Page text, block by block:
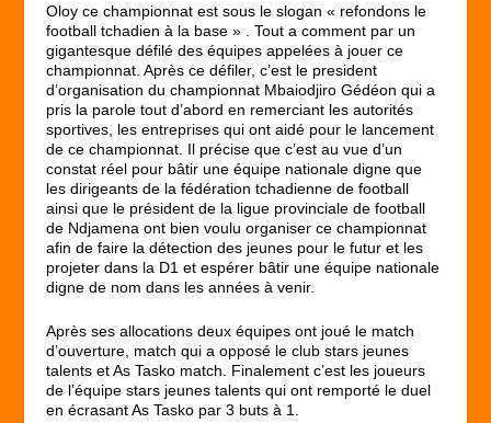
Oloy ce championnat est sous le slogan « refondons le
football tchadien à la base » . Tout a comment par un
gigantesque défilé des équipes appelées à jouer ce
championnat. Après ce défiler, c’est le president
d’organisation du championnat Mbaiodjiro Gédéon qui a
pris la parole tout d’abord en remerciant les autorités
sportives, les entreprises qui ont aidé pour le lancement
de ce championnat. Il précise que c’est au vue d’un
constat réel pour bâtir une équipe nationale digne que
les dirigeants de la fédération tchadienne de football
ainsi que le président de la ligue provinciale de football
de Ndjamena ont bien voulu organiser ce championnat
afin de faire la détection des jeunes pour le futur et les
projeter dans la D1 et espérer bâtir une équipe nationale
digne de nom dans les années à venir.
Après ses allocations deux équipes ont joué le match
d’ouverture, match qui a opposé le club stars jeunes
talents et As Tasko match. Finalement c’est les joueurs
de l’équipe stars jeunes talents qui ont remporté le duel
en écrasant As Tasko par 3 buts à 1.